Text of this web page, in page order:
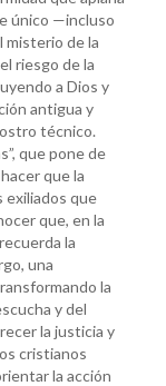
único —incluso
misterio de la
riesgo de la
a Dios y
antigua y
técnico.
que pone de
que la
exiliados que
que, en la
la
una
la
y del
la justicia y
cristianos
la acción